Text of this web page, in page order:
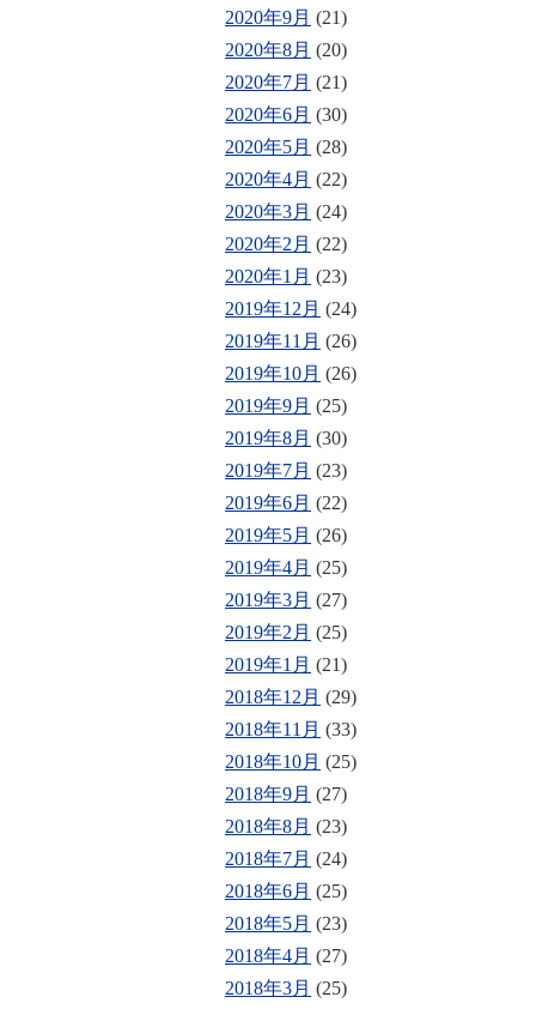
2020年9月 (21)
2020年8月 (20)
2020年7月 (21)
2020年6月 (30)
2020年5月 (28)
2020年4月 (22)
2020年3月 (24)
2020年2月 (22)
2020年1月 (23)
2019年12月 (24)
2019年11月 (26)
2019年10月 (26)
2019年9月 (25)
2019年8月 (30)
2019年7月 (23)
2019年6月 (22)
2019年5月 (26)
2019年4月 (25)
2019年3月 (27)
2019年2月 (25)
2019年1月 (21)
2018年12月 (29)
2018年11月 (33)
2018年10月 (25)
2018年9月 (27)
2018年8月 (23)
2018年7月 (24)
2018年6月 (25)
2018年5月 (23)
2018年4月 (27)
2018年3月 (25)